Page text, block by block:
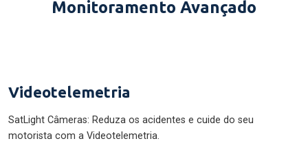
Monitoramento Avançado
Videotelemetria
SatLight Câmeras: Reduza os acidentes e cuide do seu
motorista com a Videotelemetria.